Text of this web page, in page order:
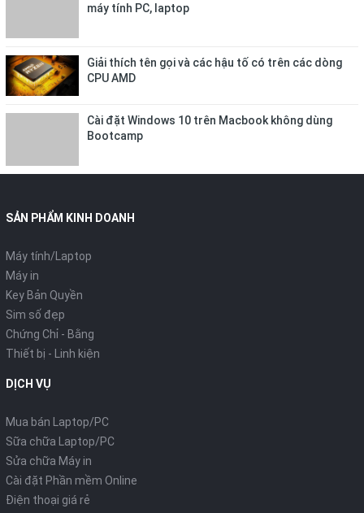
máy tính PC, laptop
Giải thích tên gọi và các hậu tố có trên các dòng
CPU AMD
Cài đặt Windows 10 trên Macbook không dùng
Bootcamp
SẢN PHẨM KINH DOANH
Máy tính/Laptop
Máy in
Key Bản Quyền
Sim số đẹp
Chứng Chỉ - Bằng
Thiết bị - Linh kiện
DỊCH VỤ
Mua bán Laptop/PC
Sữa chữa Laptop/PC
Sửa chữa Máy in
Cài đặt Phần mềm Online
Điện thoại giá rẻ